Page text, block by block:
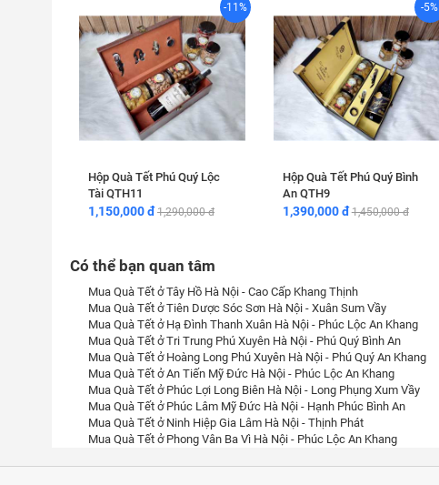
-11%
Hộp Quà Tết Phú Quý Lộc
Tài QTH11
1,150,000 đ1,290,000 đ
-5%
Hộp Quà Tết Phú Quý Bình
An QTH9
1,390,000 đ1,450,000 đ
Có thể bạn quan tâm
Mua Quà Tết ở Tây Hồ Hà Nội - Cao Cấp Khang Thịnh
Mua Quà Tết ở Tiên Dược Sóc Sơn Hà Nội - Xuân Sum Vầy
Mua Quà Tết ở Hạ Đình Thanh Xuân Hà Nội - Phúc Lộc An Khang
Mua Quà Tết ở Tri Trung Phú Xuyên Hà Nội - Phú Quý Bình An
Mua Quà Tết ở Hoàng Long Phú Xuyên Hà Nội - Phú Quý An Khang
Mua Quà Tết ở An Tiến Mỹ Đức Hà Nội - Phúc Lộc An Khang
Mua Quà Tết ở Phúc Lợi Long Biên Hà Nội - Long Phụng Xum Vầy
Mua Quà Tết ở Phúc Lâm Mỹ Đức Hà Nội - Hạnh Phúc Bình An
Mua Quà Tết ở Ninh Hiệp Gia Lâm Hà Nội - Thịnh Phát
Mua Quà Tết ở Phong Vân Ba Vì Hà Nội - Phúc Lộc An Khang